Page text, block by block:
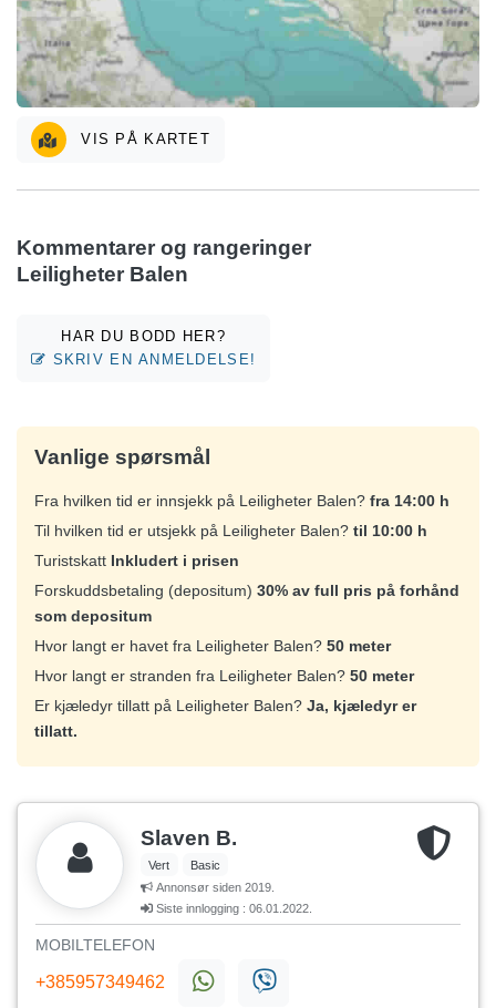
VIS PÅ KARTET
Kommentarer og rangeringer
Leiligheter Balen
HAR DU BODD HER?
SKRIV EN ANMELDELSE!
Vanlige spørsmål
Fra hvilken tid er innsjekk på Leiligheter Balen? fra 14:00 h
Til hvilken tid er utsjekk på Leiligheter Balen? til 10:00 h
Turistskatt Inkludert i prisen
Forskuddsbetaling (depositum) 30% av full pris på forhånd
som depositum
Hvor langt er havet fra Leiligheter Balen? 50 meter
Hvor langt er stranden fra Leiligheter Balen? 50 meter
Er kjæledyr tillatt på Leiligheter Balen? Ja, kjæledyr er
tillatt.
Slaven B.
Vert
Basic
Annonsør siden 2019.
Siste innlogging : 06.01.2022.
MOBILTELEFON
+385957349462